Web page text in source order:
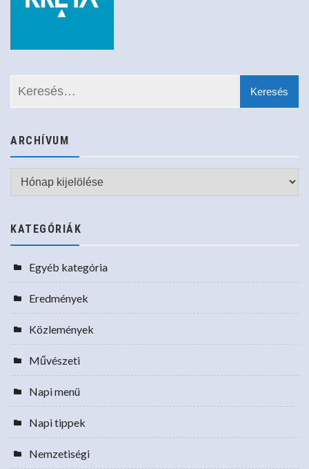
ARCHÍVUM
Archívum
KATEGÓRIÁK
Egyéb kategória
Eredmények
Közlemények
Művészeti
Napi menü
Napi tippek
Nemzetiségi